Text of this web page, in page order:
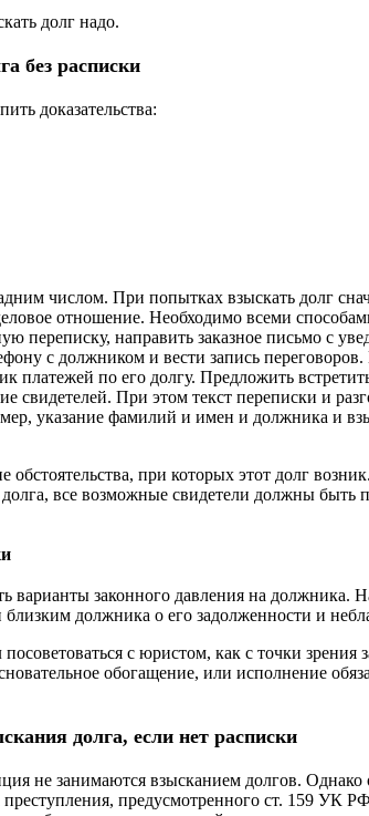
долг надо.
без расписки
доказательства:
числом. При попытках взыскать долг
отношение. Необходимо всеми
переписку, направить заказное письмо с
с должником и вести запись
по его долгу. Предложить
свидетелей. При этом текст переписки и
указание фамилий и имен и должника и
при которых этот долг
все возможные свидетели должны быть
законного давления на должника.
должника о его задолженности и
с юристом, как с точки зрения
обогащение, или исполнение
долга, если нет расписки
не занимаются взысканием долгов.
предусмотренного ст. 159 УК